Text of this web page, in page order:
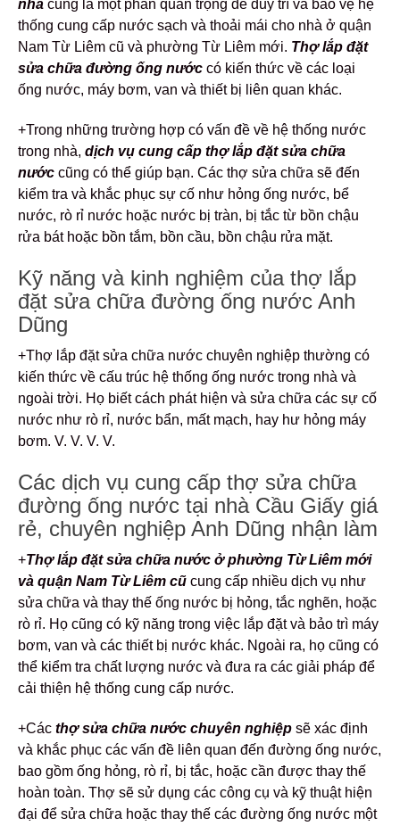
nhà cũng là một phần quan trọng để duy trì và bảo vệ hệ
thống cung cấp nước sạch và thoải mái cho nhà ở quận
Nam Từ Liêm cũ và phường Từ Liêm mới. Thợ lắp đặt
sửa chữa đường ống nước có kiến thức về các loại
ống nước, máy bơm, van và thiết bị liên quan khác.
+Trong những trường hợp có vấn đề về hệ thống nước
trong nhà, dịch vụ cung cấp thợ lắp đặtsửa chữa
nước cũng có thể giúp bạn. Các thợ sửa chữa sẽ đến
kiểm tra và khắc phục sự cố như hỏng ống nước, bể
nước, rò rỉ nước hoặc nước bị tràn, bị tắc từ bồn chậu
rửa bát hoặc bồn tắm, bồn cầu, bồn chậu rửa mặt.
Kỹ năng và kinh nghiệm của thợ lắp
đặt sửa chữa đường ống nước Anh
Dũng
+Thợ lắp đặt sửa chữa nước chuyên nghiệp thường có
kiến thức về cấu trúc hệ thống ống nước trong nhà và
ngoài trời. Họ biết cách phát hiện và sửa chữa các sự cố
nước như rò rỉ, nước bẩn, mất mạch, hay hư hỏng máy
bơm. V. V. V. V.
Các dịch vụ cung cấp thợ sửa chữa
đường ống nước tại nhà Cầu Giấy giá
rẻ, chuyên nghiệp Anh Dũng nhận làm
+Thợ lắp đặt sửa chữa nước ở phường Từ Liêm mới
và quận Nam Từ Liêm cũ cung cấp nhiều dịch vụ như
sửa chữa và thay thế ống nước bị hỏng, tắc nghẽn, hoặc
rò rỉ. Họ cũng có kỹ năng trong việc lắp đặt và bảo trì máy
bơm, van và các thiết bị nước khác. Ngoài ra, họ cũng có
thể kiểm tra chất lượng nước và đưa ra các giải pháp để
cải thiện hệ thống cung cấp nước.
+Các thợ sửa chữa nước chuyên nghiệp sẽ xác định
và khắc phục các vấn đề liên quan đến đường ống nước,
bao gồm ống hỏng, rò rỉ, bị tắc, hoặc cần được thay thế
hoàn toàn. Thợ sẽ sử dụng các công cụ và kỹ thuật hiện
đại để sửa chữa hoặc thay thế các đường ống nước một